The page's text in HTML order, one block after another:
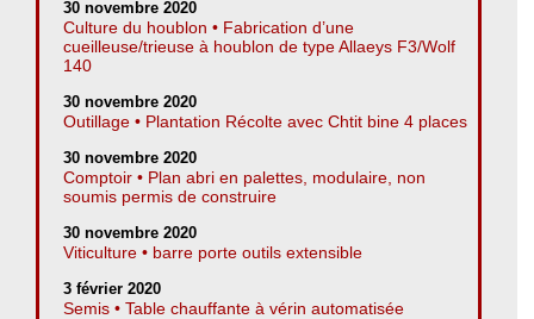
30 novembre 2020
Culture du houblon • Fabrication d’une
cueilleuse/trieuse à houblon de type Allaeys F3/Wolf
140
30 novembre 2020
Outillage • Plantation Récolte avec Chtit bine 4 places
30 novembre 2020
Comptoir • Plan abri en palettes, modulaire, non
soumis permis de construire
30 novembre 2020
Viticulture • barre porte outils extensible
3 février 2020
Semis • Table chauffante à vérin automatisée